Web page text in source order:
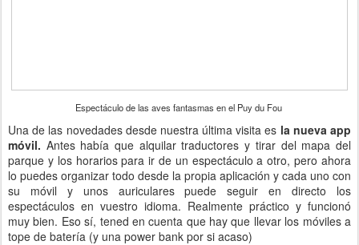
Espectáculo de las aves fantasmas en el Puy du Fou
Una de las novedades desde nuestra última visita es la nueva app
móvil. Antes había que alquilar traductores y tirar del mapa del
parque y los horarios para ir de un espectáculo a otro, pero ahora
lo puedes organizar todo desde la propia aplicación y cada uno con
su móvil y unos auriculares puede seguir en directo los
espectáculos en vuestro idioma. Realmente práctico y funcionó
muy bien. Eso sí, tened en cuenta que hay que llevar los móviles a
tope de batería (y una power bank por si acaso)